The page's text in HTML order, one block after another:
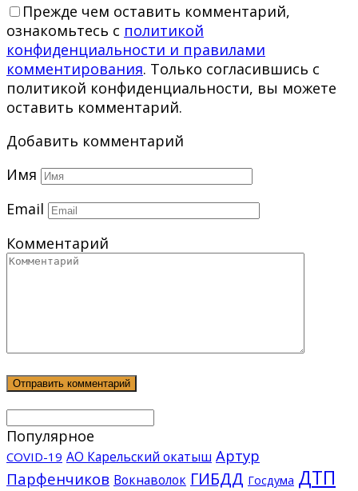
Прежде чем оставить комментарий,
ознакомьтесь с политикой
конфиденциальности и правилами
комментирования. Только согласившись с
политикой конфиденциальности, вы можете
оставить комментарий.
Добавить комментарий
Имя
Email
Комментарий
Популярное
COVID-19 АО Карельский окатыш Артур
Парфенчиков Вокнаволок ГИБДД Госдума ДТП